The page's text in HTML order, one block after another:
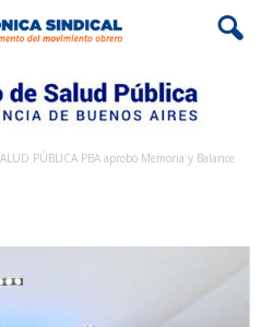
PÚBLICA PBA aprobó Memoria y Balance